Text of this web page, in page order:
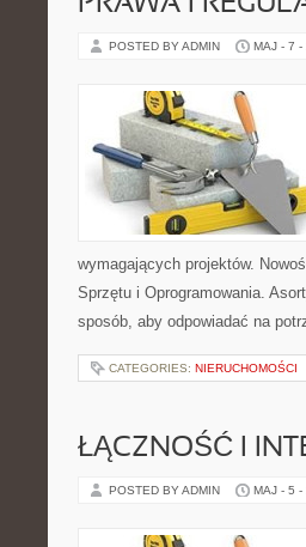
POSTED BY ADMIN MAJ - 7 -
wymagających projektów.
Sprzętu i Oprogramowania.
sposób, aby odpowiadać na
CATEGORIES: NIERUCHOMOŚCI
ŁĄCZNOŚĆ I
POSTED BY ADMIN MAJ - 5 -